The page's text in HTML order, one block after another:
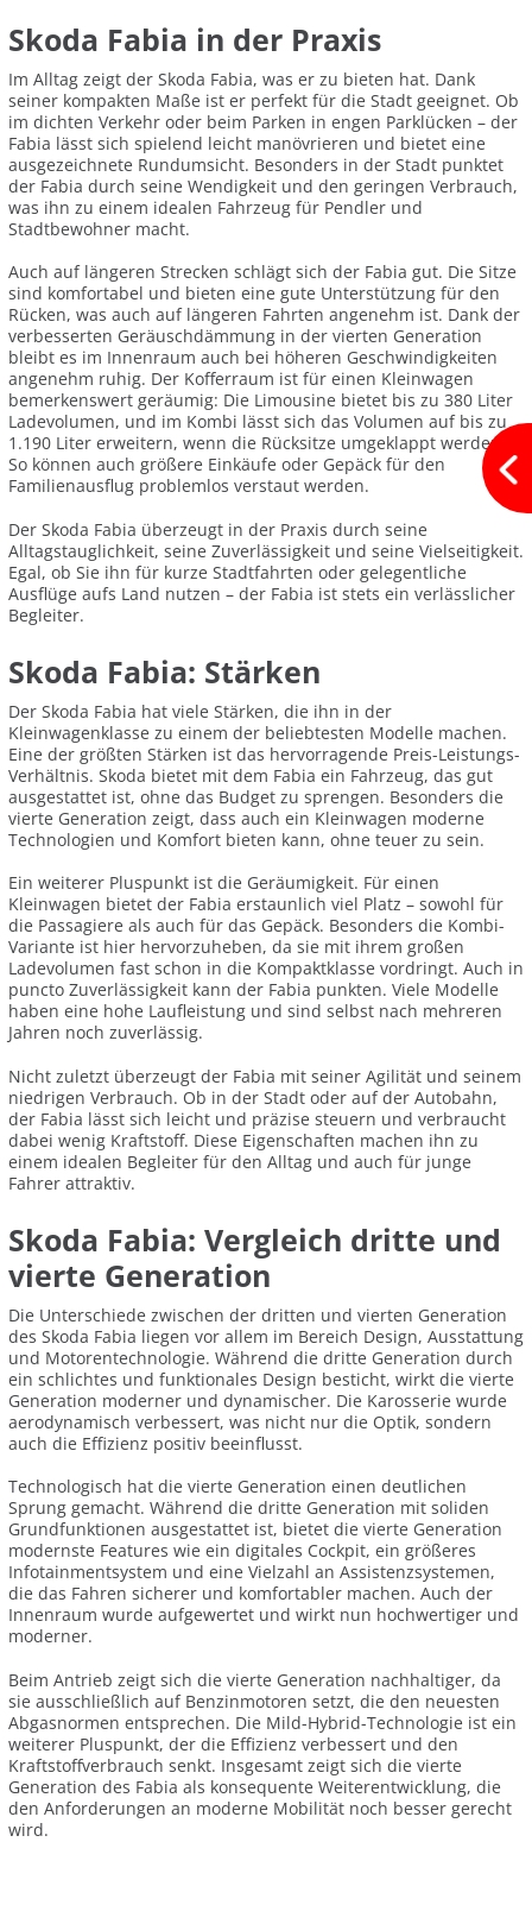
Skoda Fabia in der Praxis
Im Alltag zeigt der Skoda Fabia, was er zu bieten hat. Dank
seiner kompakten Maße ist er perfekt für die Stadt geeignet. Ob
im dichten Verkehr oder beim Parken in engen Parklücken – der
Fabia lässt sich spielend leicht manövrieren und bietet eine
ausgezeichnete Rundumsicht. Besonders in der Stadt punktet
der Fabia durch seine Wendigkeit und den geringen Verbrauch,
was ihn zu einem idealen Fahrzeug für Pendler und
Stadtbewohner macht.
Auch auf längeren Strecken schlägt sich der Fabia gut. Die Sitze
sind komfortabel und bieten eine gute Unterstützung für den
Rücken, was auch auf längeren Fahrten angenehm ist. Dank der
verbesserten Geräuschdämmung in der vierten Generation
bleibt es im Innenraum auch bei höheren Geschwindigkeiten
angenehm ruhig. Der Kofferraum ist für einen Kleinwagen
bemerkenswert geräumig: Die Limousine bietet bis zu 380 Liter
Ladevolumen, und im Kombi lässt sich das Volumen auf bis zu
1.190 Liter erweitern, wenn die Rücksitze umgeklappt werden.
So können auch größere Einkäufe oder Gepäck für den
Familienausflug problemlos verstaut werden.
Der Skoda Fabia überzeugt in der Praxis durch seine
Alltagstauglichkeit, seine Zuverlässigkeit und seine Vielseitigkeit.
Egal, ob Sie ihn für kurze Stadtfahrten oder gelegentliche
Ausflüge aufs Land nutzen – der Fabia ist stets ein verlässlicher
Begleiter.
Skoda Fabia: Stärken
Der Skoda Fabia hat viele Stärken, die ihn in der
Kleinwagenklasse zu einem der beliebtesten Modelle machen.
Eine der größten Stärken ist das hervorragende Preis-Leistungs-
Verhältnis. Skoda bietet mit dem Fabia ein Fahrzeug, das gut
ausgestattet ist, ohne das Budget zu sprengen. Besonders die
vierte Generation zeigt, dass auch ein Kleinwagen moderne
Technologien und Komfort bieten kann, ohne teuer zu sein.
Ein weiterer Pluspunkt ist die Geräumigkeit. Für einen
Kleinwagen bietet der Fabia erstaunlich viel Platz – sowohl für
die Passagiere als auch für das Gepäck. Besonders die Kombi-
Variante ist hier hervorzuheben, da sie mit ihrem großen
Ladevolumen fast schon in die Kompaktklasse vordringt. Auch in
puncto Zuverlässigkeit kann der Fabia punkten. Viele Modelle
haben eine hohe Laufleistung und sind selbst nach mehreren
Jahren noch zuverlässig.
Nicht zuletzt überzeugt der Fabia mit seiner Agilität und seinem
niedrigen Verbrauch. Ob in der Stadt oder auf der Autobahn,
der Fabia lässt sich leicht und präzise steuern und verbraucht
dabei wenig Kraftstoff. Diese Eigenschaften machen ihn zu
einem idealen Begleiter für den Alltag und auch für junge
Fahrer attraktiv.
Skoda Fabia: Vergleich dritte und
vierte Generation
Die Unterschiede zwischen der dritten und vierten Generation
des Skoda Fabia liegen vor allem im Bereich Design, Ausstattung
und Motorentechnologie. Während die dritte Generation durch
ein schlichtes und funktionales Design besticht, wirkt die vierte
Generation moderner und dynamischer. Die Karosserie wurde
aerodynamisch verbessert, was nicht nur die Optik, sondern
auch die Effizienz positiv beeinflusst.
Technologisch hat die vierte Generation einen deutlichen
Sprung gemacht. Während die dritte Generation mit soliden
Grundfunktionen ausgestattet ist, bietet die vierte Generation
modernste Features wie ein digitales Cockpit, ein größeres
Infotainmentsystem und eine Vielzahl an Assistenzsystemen,
die das Fahren sicherer und komfortabler machen. Auch der
Innenraum wurde aufgewertet und wirkt nun hochwertiger und
moderner.
Beim Antrieb zeigt sich die vierte Generation nachhaltiger, da
sie ausschließlich auf Benzinmotoren setzt, die den neuesten
Abgasnormen entsprechen. Die Mild-Hybrid-Technologie ist ein
weiterer Pluspunkt, der die Effizienz verbessert und den
Kraftstoffverbrauch senkt. Insgesamt zeigt sich die vierte
Generation des Fabia als konsequente Weiterentwicklung, die
den Anforderungen an moderne Mobilität noch besser gerecht
wird.